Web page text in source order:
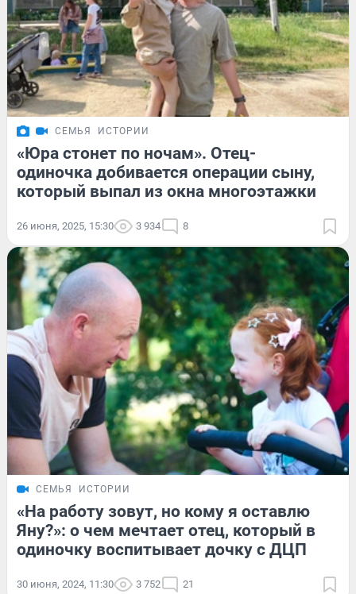
СЕМЬЯ ИСТОРИИ
«Юра стонет по ночам». Отец-
одиночка добивается операции сыну,
который выпал из окна многоэтажки
26 июня, 2025, 15:30 3 934 8
СЕМЬЯ ИСТОРИИ
«На работу зовут, но кому я оставлю
Яну?»: о чем мечтает отец, который в
одиночку воспитывает дочку с ДЦП
30 июня, 2024, 11:30 3 752 21